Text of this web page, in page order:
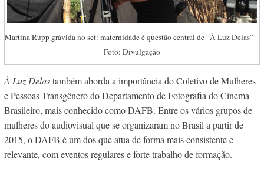
Martina Rupp grávida no set: maternidade é questão central de “À Luz Delas” –
Foto: Divulgação
À Luz Delastambém aborda a importância doColetivo de Mulheres
e Pessoas Transgênero do Departamento de Fotografia do Cinema
Brasileiro, mais conhecido como DAFB. Entre os vários grupos de
mulheres do audiovisual que se organizaram no Brasil a partir de
2015, o DAFB é um dos que atua de forma mais consistente e
relevante, com eventos regulares e forte trabalho de formação.